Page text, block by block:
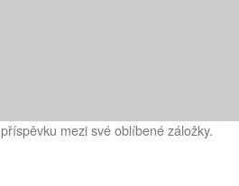
příspěvku mezi své oblíbené záložky.